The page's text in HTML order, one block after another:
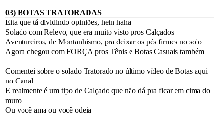
03) BOTAS TRATORADAS
Eita que tá dividindo opiniões, hein haha
Solado com Relevo, que era muito visto pros Calçados
Aventureiros, de Montanhismo, pra deixar os pés firmes no solo
Agora chegou com FORÇA pros Tênis e Botas Casuais também
Comentei sobre o solado Tratorado no último vídeo de Botas aqui
no Canal
E realmente é um tipo de Calçado que não dá pra ficar em cima do
muro
Ou você ama ou você odeia